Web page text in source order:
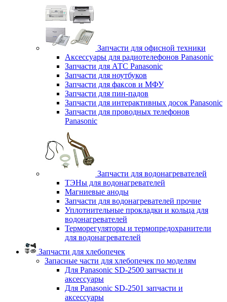
Запчасти для офисной техники
Аксессуары для радиотелефонов Panasonic
Запчасти для АТС Panasonic
Запчасти для ноутбуков
Запчасти для факсов и МФУ
Запчасти для пин-падов
Запчасти для интерактивных досок Panasonic
Запчасти для проводных телефонов
Panasonic
Запчасти для водонагревателей
ТЭНы для водонагревателей
Магниевые аноды
Запчасти для водонагревателей прочие
Уплотнительные прокладки и кольца для
водонагревателей
Терморегуляторы и термопредохранители
для водонагревателей
Запчасти для хлебопечек
Запасные части для хлебопечек по моделям
Для Panasonic SD-2500 запчасти и
аксессуары
Для Panasonic SD-2501 запчасти и
аксессуары